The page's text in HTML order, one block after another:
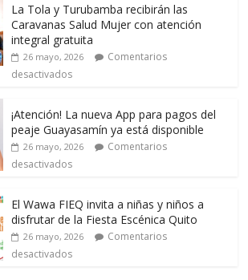
La Tola y Turubamba recibirán las
Caravanas Salud Mujer con atención
integral gratuita
26 mayo, 2026
Comentarios
desactivados
¡Atención! La nueva App para pagos del
peaje Guayasamín ya está disponible
26 mayo, 2026
Comentarios
desactivados
El Wawa FIEQ invita a niñas y niños a
disfrutar de la Fiesta Escénica Quito
26 mayo, 2026
Comentarios
desactivados